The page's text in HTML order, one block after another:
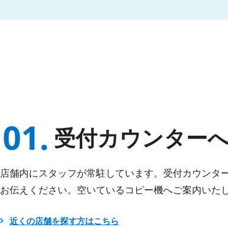
受付カウンター
店舗内にスタッフが常駐しています。受付カウンタ
お伝えください。空いているコピー機へご案内いた
近くの店舗を探す方はこちら